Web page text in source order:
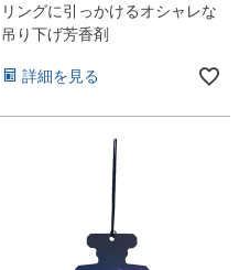
リングに引っかけるオシャレな
吊り下げ芳香剤
詳細を見る